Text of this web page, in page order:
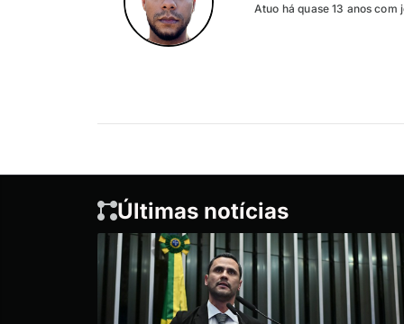
Atuo há quase 13 anos
Últimas notícias